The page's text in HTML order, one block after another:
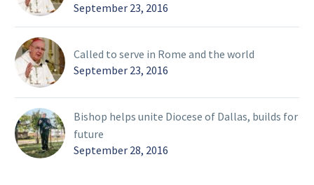
September 23, 2016
Called to serve in Rome and the world
September 23, 2016
Bishop helps unite Diocese of Dallas, builds for
future
September 28, 2016